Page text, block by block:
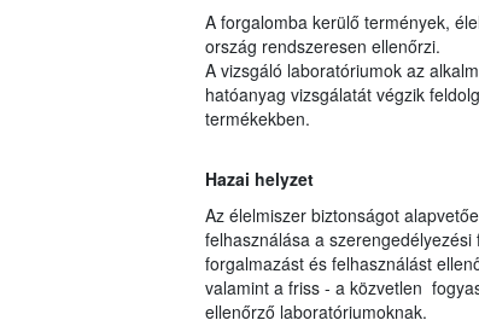
A forgalomba kerülő termények,
ország rendszeresen ellenőrzi.
A vizsgáló laboratóriumok az
hatóanyag vizsgálatát végzik
termékekben.
Hazai helyzet
Az élelmiszer biztonságot
felhasználása a
forgalmazást és felhasználást
valamint a friss - a közvetlen
ellenőrző laboratóriumoknak.